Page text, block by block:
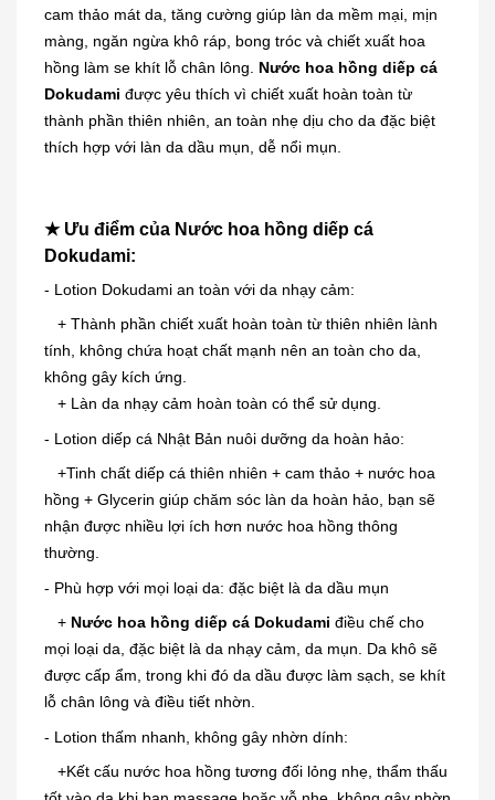
cam thảo mát da, tăng cường giúp làn da mềm mại, mịn
màng, ngăn ngừa khô ráp, bong tróc và chiết xuất hoa
hồng làm se khít lỗ chân lông. Nước hoa hồng diếp cá
Dokudami được yêu thích vì chiết xuất hoàn toàn từ
thành phần thiên nhiên, an toàn nhẹ dịu cho da đặc biệt
thích hợp với làn da dầu mụn, dễ nổi mụn.
★ Ưu điểm của Nước hoa hồng diếp cá
Dokudami:
- Lotion Dokudami an toàn với da nhạy cảm:
+ Thành phần chiết xuất hoàn toàn từ thiên nhiên lành
tính, không chứa hoạt chất mạnh nên an toàn cho da,
không gây kích ứng.
+ Làn da nhạy cảm hoàn toàn có thể sử dụng.
- Lotion diếp cá Nhật Bản nuôi dưỡng da hoàn hảo:
+Tinh chất diếp cá thiên nhiên + cam thảo + nước hoa
hồng + Glycerin giúp chăm sóc làn da hoàn hảo, bạn sẽ
nhận được nhiều lợi ích hơn nước hoa hồng thông
thường.
- Phù hợp với mọi loại da: đặc biệt là da dầu mụn
+ Nước hoa hồng diếp cá Dokudami điều chế cho
mọi loại da, đặc biệt là da nhạy cảm, da mụn. Da khô sẽ
được cấp ẩm, trong khi đó da dầu được làm sạch, se khít
lỗ chân lông và điều tiết nhờn.
- Lotion thấm nhanh, không gây nhờn dính:
+Kết cấu nước hoa hồng tương đối lỏng nhẹ, thẩm thấu